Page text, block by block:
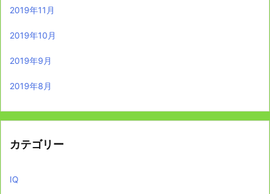
2019年11月
2019年10月
2019年9月
2019年8月
カテゴリー
IQ